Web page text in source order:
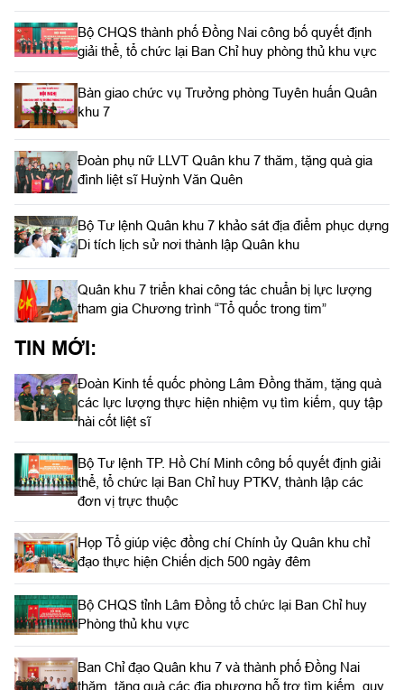
Bộ CHQS thành phố Đồng Nai công bố quyết định
giải thể, tổ chức lại Ban Chỉ huy phòng thủ khu vực
Bàn giao chức vụ Trưởng phòng Tuyên huấn Quân
khu 7
Đoàn phụ nữ LLVT Quân khu 7 thăm, tặng quà gia
đình liệt sĩ Huỳnh Văn Quên
Bộ Tư lệnh Quân khu 7 khảo sát địa điểm phục dựng
Di tích lịch sử nơi thành lập Quân khu
Quân khu 7 triển khai công tác chuẩn bị lực lượng
tham gia Chương trình “Tổ quốc trong tim”
TIN MỚI:
Đoàn Kinh tế quốc phòng Lâm Đồng thăm, tặng quà
các lực lượng thực hiện nhiệm vụ tìm kiếm, quy tập
hài cốt liệt sĩ
Bộ Tư lệnh TP. Hồ Chí Minh công bố quyết định giải
thể, tổ chức lại Ban Chỉ huy PTKV, thành lập các
đơn vị trực thuộc
Họp Tổ giúp việc đồng chí Chính ủy Quân khu chỉ
đạo thực hiện Chiến dịch 500 ngày đêm
Bộ CHQS tỉnh Lâm Đồng tổ chức lại Ban Chỉ huy
Phòng thủ khu vực
Ban Chỉ đạo Quân khu 7 và thành phố Đồng Nai
thăm, tặng quà các địa phương hỗ trợ tìm kiếm, quy